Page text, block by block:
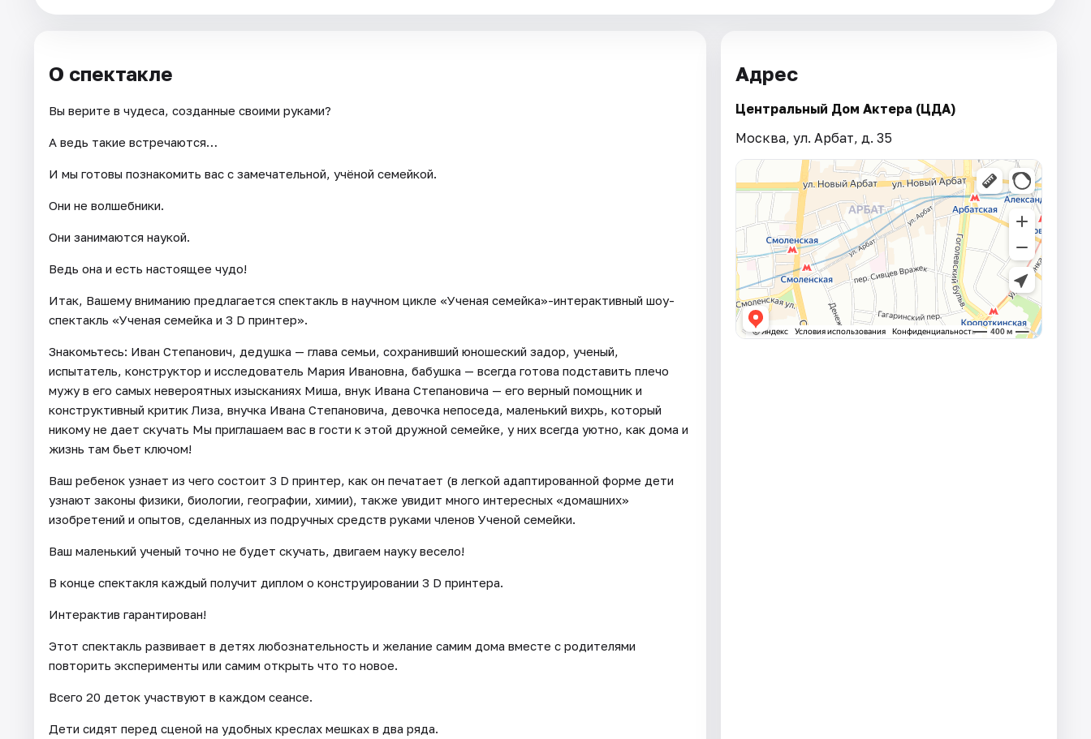
О спектакле
Вы верите в чудеса, созданные своими руками?
А ведь такие встречаются…
И мы готовы познакомить вас с замечательной, учёной семейкой.
Они не волшебники.
Они занимаются наукой.
Ведь она и есть настоящее чудо!
Итак, Вашему вниманию предлагается спектакль в научном цикле «Ученая семейка»-интерактивный шоу-
спектакль «Ученая семейка и 3 D принтер».
Знакомьтесь: Иван Степанович, дедушка — глава семьи, сохранивший юношеский задор, ученый,
испытатель, конструктор и исследователь Мария Ивановна, бабушка — всегда готова подставить плечо
мужу в его самых невероятных изысканиях Миша, внук Ивана Степановича — его верный помощник и
конструктивный критик Лиза, внучка Ивана Степановича, девочка непоседа, маленький вихрь, который
никому не дает скучать Мы приглашаем вас в гости к этой дружной семейке, у них всегда уютно, как дома и
жизнь там бьет ключом!
Ваш ребенок узнает из чего состоит 3 D принтер, как он печатает (в легкой адаптированной форме дети
узнают законы физики, биологии, географии, химии), также увидит много интересных «домашних»
изобретений и опытов, сделанных из подручных средств руками членов Ученой семейки.
Ваш маленький ученый точно не будет скучать, двигаем науку весело!
В конце спектакля каждый получит диплом о конструировании 3 D принтера.
Интерактив гарантирован!
Этот спектакль развивает в детях любознательность и желание самим дома вместе с родителями
повторить эксперименты или самим открыть что то новое.
Всего 20 деток участвуют в каждом сеансе.
Дети сидят перед сценой на удобных креслах мешках в два ряда.
Адрес
Центральный Дом Актера (ЦДА)
Москва, ул. Арбат, д. 35